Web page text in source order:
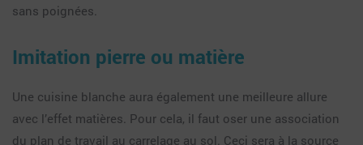
sans poignées.
Imitation pierre ou matière
Une cuisine blanche aura également une meilleure allure
avec l’effet matières. Pour cela, il faut oser une association
du plan de travail au carrelage au sol. Ceci sera à la source